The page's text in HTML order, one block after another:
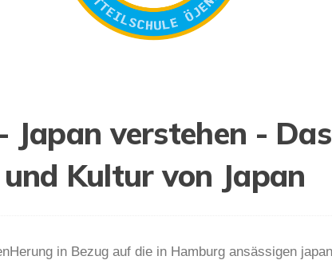
Japan verstehen -
und Kultur von Japan
in Bezug auf die in Hamburg ansässigen